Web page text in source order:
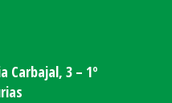
Carbajal, 3 – 1º